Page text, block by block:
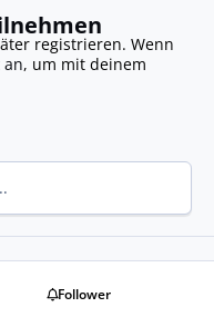
registrieren. Wenn
, um mit deinem
Follower